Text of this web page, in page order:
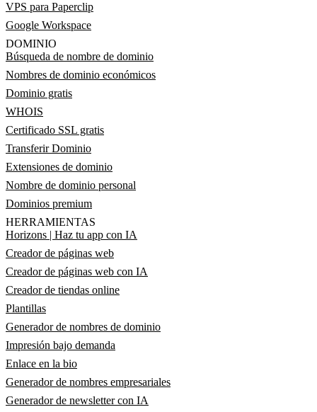
VPS para Paperclip
Google Workspace
DOMINIO
Búsqueda de nombre de dominio
Nombres de dominio económicos
Dominio gratis
WHOIS
Certificado SSL gratis
Transferir Dominio
Extensiones de dominio
Nombre de dominio personal
Dominios premium
HERRAMIENTAS
Horizons | Haz tu app con IA
Creador de páginas web
Creador de páginas web con IA
Creador de tiendas online
Plantillas
Generador de nombres de dominio
Impresión bajo demanda
Enlace en la bio
Generador de nombres empresariales
Generador de newsletter con IA